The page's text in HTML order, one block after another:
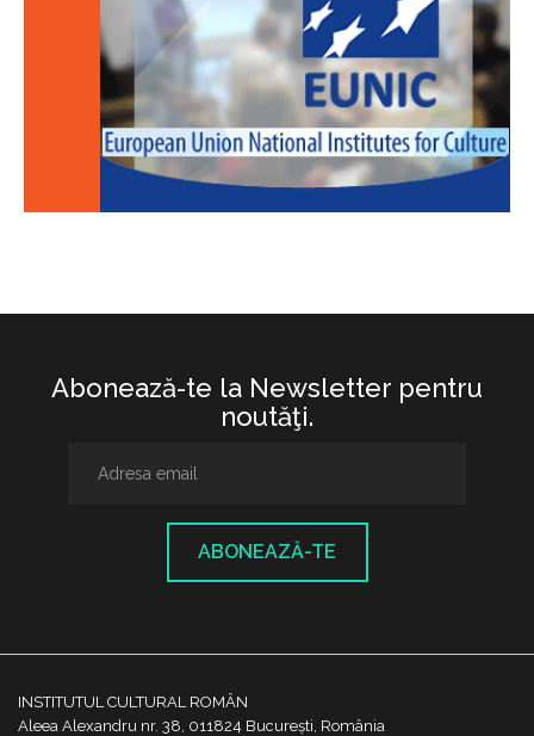
Abonează-te la Newsletter pentru
noutăţi.
ABONEAZĂ-TE
INSTITUTUL CULTURAL ROMÂN
Aleea Alexandru nr. 38, 011824 București, România